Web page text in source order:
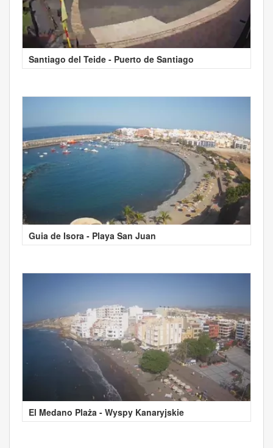
Santiago del Teide - Puerto de Santiago
Guia de Isora - Playa San Juan
El Medano Plaża - Wyspy Kanaryjskie